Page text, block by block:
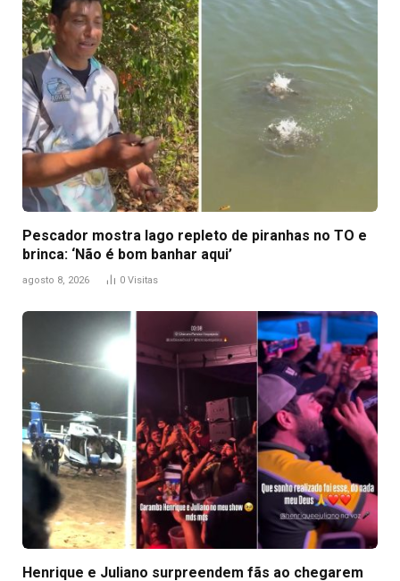
Pescador mostra lago repleto de piranhas no TO e
brinca: ‘Não é bom banhar aqui’
agosto 8, 2026 0 Visitas
Henrique e Juliano surpreendem fãs ao chegarem